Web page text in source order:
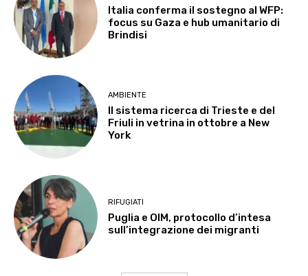
Italia conferma il sostegno al WFP:
focus su Gaza e hub umanitario di
Brindisi
AMBIENTE
Il sistema ricerca di Trieste e del
Friuli in vetrina in ottobre a New
York
RIFUGIATI
Puglia e OIM, protocollo d’intesa
sull’integrazione dei migranti